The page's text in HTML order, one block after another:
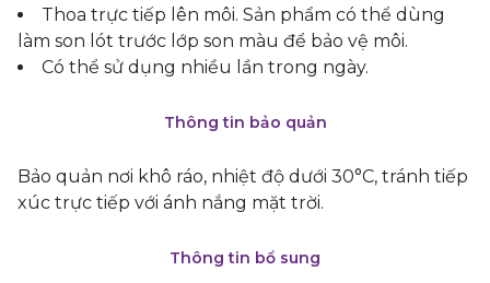
Thoa trực tiếp lên môi. Sản phẩm có thể dùng
làm son lót trước lớp son màu để bảo vệ môi.
Có thể sử dụng nhiều lần trong ngày.
Thông tin bảo quản
Bảo quản nơi khô ráo, nhiệt độ dưới 30°C, tránh tiếp
xúc trực tiếp với ánh nắng mặt trời.
Thông tin bổ sung